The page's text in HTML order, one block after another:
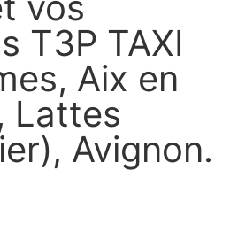
T3P TAXI
Aix en
Lattes
Avignon.